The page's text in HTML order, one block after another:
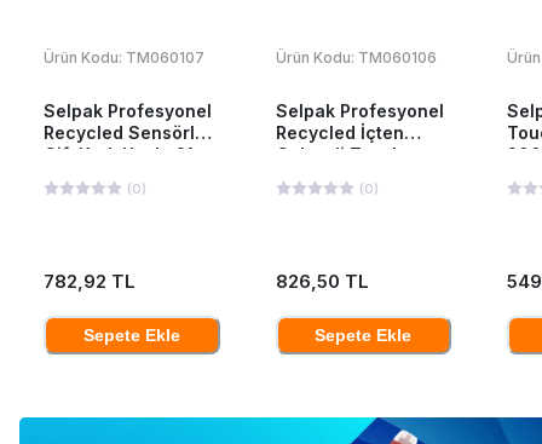
Ürün Kodu: TM060107
Selpak Profesyonel
Recycled Sensörlü
Çift Katlı Havlu 21
(0)
782,92 TL
Sepete Ekle
Ürün Kodu: TM060106
Selpak Profesyonel
Recycled İçten
Çekmeli Tuvalet
(0)
826,50 TL
Sepete Ekle